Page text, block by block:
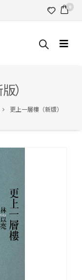
0
）
更上一層樓（新版）